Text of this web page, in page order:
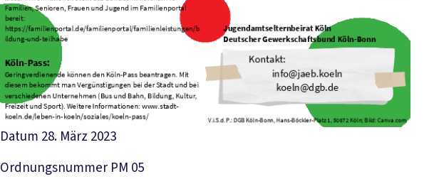
Datum 28. März 2023
Ordnungsnummer PM 05